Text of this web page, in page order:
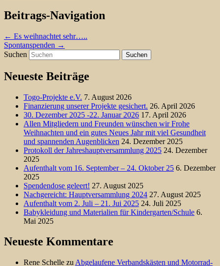
Beitrags-Navigation
← Es weihnachtet sehr…..
Spontanspenden →
Suchen
Neueste Beiträge
Togo-Projekte e.V. 7. August 2026
Finanzierung unserer Projekte gesichert. 26. April 2026
30. Dezember 2025 -22. Januar 2026 17. April 2026
Allen Mitgliedern und Freunden wünschen wir Frohe
Weihnachten und ein gutes Neues Jahr mit viel Gesundheit
und spannenden Augenblicken 24. Dezember 2025
Protokoll der Jahreshauptversammlung 2025 24. Dezember
2025
Aufenthalt vom 16. September – 24. Oktober 25 6. Dezember
2025
Spendendose geleert! 27. August 2025
Nachgereicht: Hauptversammlung 2024 27. August 2025
Aufenthalt vom 2. Juli – 21. Jui 2025 24. Juli 2025
Babykleidung und Materialien für Kindergarten/Schule 6.
Mai 2025
Neueste Kommentare
Rene Schelle zu Abgelaufene Verbandskästen und Motorrad-